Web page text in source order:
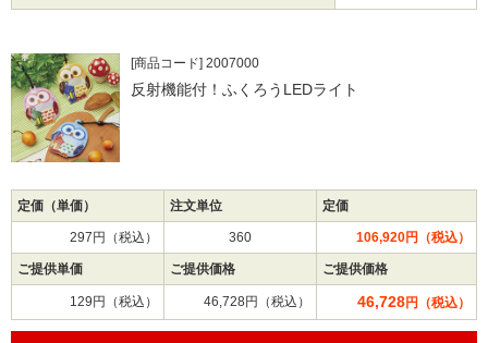
[商品コード] 2007000
反射機能付！ふくろうLEDライト
定価（単価） 注文単位 定価
297円（税込） 360 106,920円（税込）
ご提供単価 ご提供価格 ご提供価格
129円（税込） 46,728円（税込） 46,728円（税込）